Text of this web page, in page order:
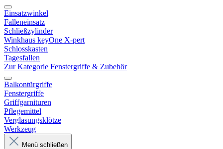
Einsatzwinkel
Falleneinsatz
Schließzylinder
Winkhaus keyOne X-pert
Schlosskasten
Tagesfallen
Zur Kategorie Fenstergriffe & Zubehör
Balkontürgriffe
Fenstergriffe
Griffgarnituren
Pflegemittel
Verglasungsklötze
Werkzeug
Menü schließen